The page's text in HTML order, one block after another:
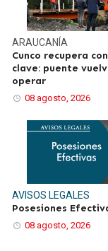
ARAUCANÍA
Cunco recupera
clave: puente
operar
08 agosto, 2026
AVISOS LEGALES
Posesiones
08 agosto, 2026